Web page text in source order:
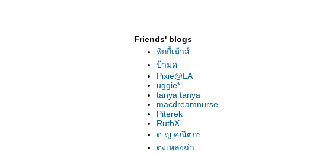
Friends' blogs
พิกกี้เม้าส์
ป้ามด
Pixie@LA
uggie*
tanya tanya
macdreamnurse
Piterek
RuthX.
ด.ญ คณิตกร
ตงเหลงฉ่า